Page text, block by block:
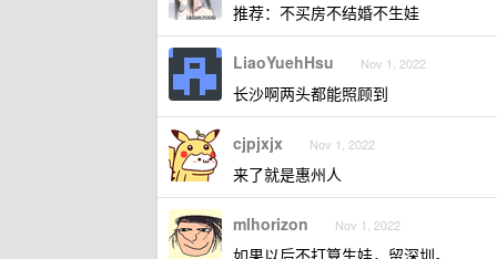
推荐：不买房不结婚不生娃
LiaoYuehHsu Nov 1, 2022
长沙啊两头都能照顾到
cjpjxjx Nov 1, 2022
来了就是惠州人
mlhorizon Nov 1, 2022
如果以后不打算生娃，留深圳。